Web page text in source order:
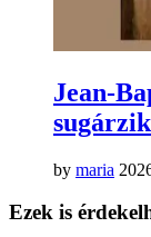
Jean-
by maria
Ezek is